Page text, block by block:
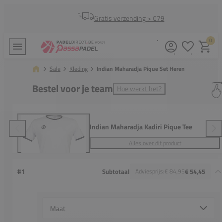
Gratis verzending > €79
0
Sale Kleding Indian Maharadja Pique Set Heren
Bestel voor je team Hoe werkt het?
Indian Maharadja Kadiri Pique Tee
Alles over dit product
#1 Subtotaal Adviesprijs:€ 84,95€ 54,45